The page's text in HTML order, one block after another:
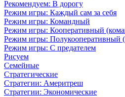
Рекомендуем: В дорогу
Режим игры: Каждый сам за себя
Режим игры: Командный
Режим игры: Кооперативный
Режим игры: Полукооперативный
Режим игры: С предателем
Рисуем
Семейные
Стратегические
Стратегии: Америтреш
Стратегии: Экономические